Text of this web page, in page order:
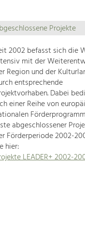
Die
Regionalentwicklung
in
unserer
Region
ist
sehr
vielfältig.
Deshalb
geben
wir
hier
Projekte
2002 befasst sich die
mit der
Region und der
entsprechende
Dabei
einer Reihe von
abgeschlossener
Förderperiode 2002-
hier:
LEADER+ 2002-